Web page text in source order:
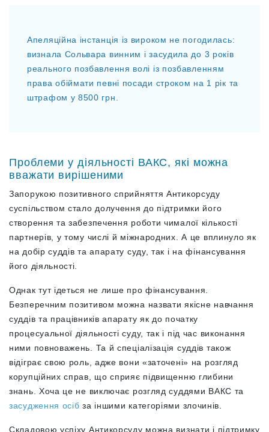
Апеляційна інстанція із вироком не погодилась:
визнала Сольвара винним і засудила до 3 років
реального позбавлення волі із позбавленням
права обіймати певні посади строком на 1 рік та
штрафом у 8500 грн.
Проблеми у діяльності ВАКС, які можна
вважати вирішеними
Запорукою позитивного сприйняття Антикорсуду
суспільством стало долучення до підтримки його
створення та забезпечення роботи чималої кількості
партнерів, у тому числі й міжнародних. А це вплинуло як
на добір суддів та апарату суду, так і на фінансування
його діяльності.
Однак тут ідеться не лише про фінансування.
Безперечним позитивом можна назвати якісне навчання
суддів та працівників апарату як до початку
процесуальної діяльності суду, так і під час виконання
ними повноважень. Та й спеціалізація суддів також
відіграє свою роль, адже вони «заточені» на розгляд
корупційних справ, що сприяє підвищенню глибини
знань. Хоча це не виключає розгляд суддями ВАКС та
засудження осіб за іншими категоріями злочинів.
Складовою успіху Антикорсуду можна визнати і підтримку